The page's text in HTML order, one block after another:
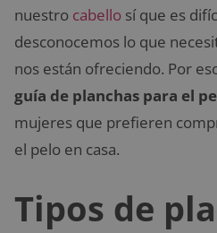
nuestro cabello sí que es
desconocemos lo que
nos están ofreciendo. Por
guía de planchas para el
mujeres que prefieren
el pelo en casa.
Tipos de